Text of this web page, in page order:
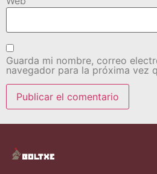
Guarda mi nombre, correo
navegador para la próxima vez